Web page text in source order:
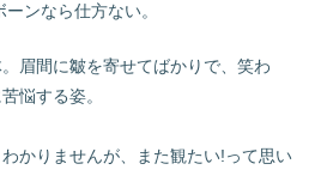
ンなら仕方ない。
眉間に皺を寄せてばかりで、笑わ
悩する姿。
かりませんが、また観たい!って思い